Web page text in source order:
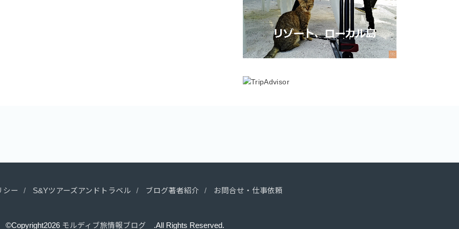
シー S&Yツアーズアンドトラベル ブログ著者紹介 お問合せ・仕事依頼
©Copyright2026 モルディブ旅情報ブログ .All Rights Reserved.